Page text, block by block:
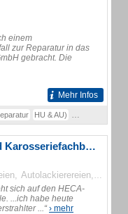
einem
zur Reparatur in das
gebracht. Die
Mehr Infos
HU & AU)
HECA Lackier- und Karosseriefachbetrieb GmbH & Co. KG
Autolackierereien
sich auf den HECA-
...ich habe heute
...“› mehr